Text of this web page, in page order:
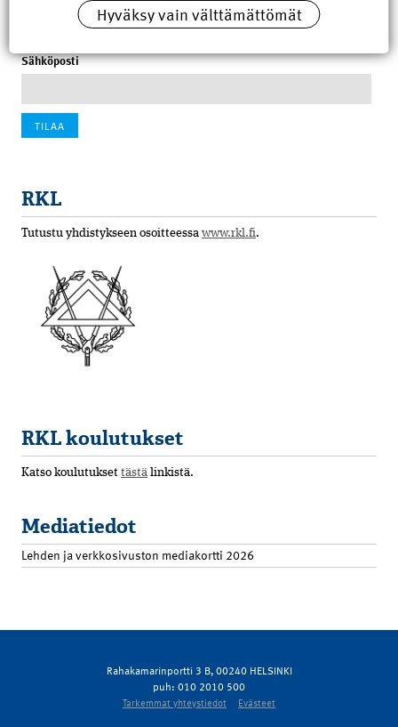
Tilaa uutiskirje
Sähköposti
RKL
Tutustu yhdistykseen osoitteessa www.rkl.fi.
RKL koulutukset
Katso koulutukset tästä linkistä.
Mediatiedot
Lehden ja verkkosivuston mediakortti 2026
Rahakamarinportti 3 B, 00240 HELSINKI
puh: 010 2010 500
Tarkemmat yhteystiedot Evästeet
Hyväksy vain välttämättömät